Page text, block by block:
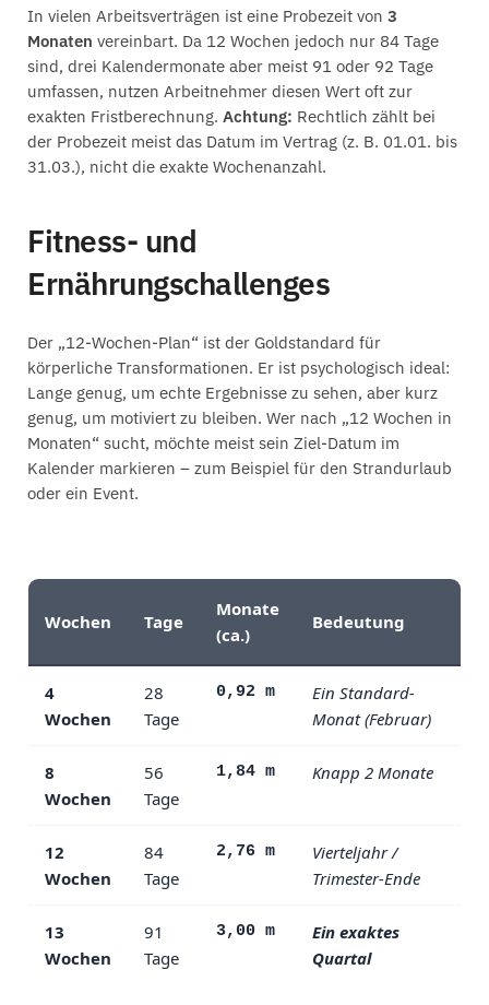
In vielen Arbeitsverträgen ist eine Probezeit von 3
Monaten vereinbart. Da 12 Wochen jedoch nur 84 Tage
sind, drei Kalendermonate aber meist 91 oder 92 Tage
umfassen, nutzen Arbeitnehmer diesen Wert oft zur
exakten Fristberechnung. Achtung: Rechtlich zählt bei
der Probezeit meist das Datum im Vertrag (z. B. 01.01. bis
31.03.), nicht die exakte Wochenanzahl.
Fitness- und
Ernährungschallenges
Der „12-Wochen-Plan“ ist der Goldstandard für
körperliche Transformationen. Er ist psychologisch ideal:
Lange genug, um echte Ergebnisse zu sehen, aber kurz
genug, um motiviert zu bleiben. Wer nach „12 Wochen in
Monaten“ sucht, möchte meist sein Ziel-Datum im
Kalender markieren – zum Beispiel für den Strandurlaub
oder ein Event.
Wochen Tage
Monate
(ca.)
Bedeutung
4
Wochen
28
Tage
0,92 m
Ein Standard-
Monat (Februar)
8
Wochen
56
Tage
1,84 m Knapp 2 Monate
12
Wochen
84
Tage
2,76 m
Vierteljahr /
Trimester-Ende
13
Wochen
91
Tage
3,00 m
Ein exaktes
Quartal